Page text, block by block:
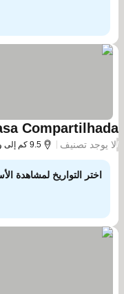
Compartilhada
/لا يوجد تصنيف 9.5 كم إلى وسط المدينة
اختر التواريخ لمشاهدة